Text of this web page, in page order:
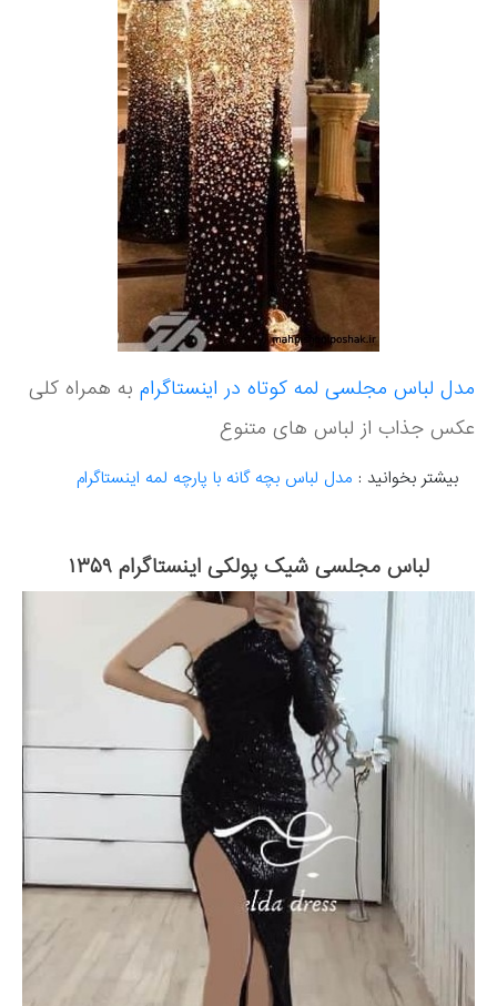
مدل لباس مجلسی لمه کوتاه در اینستاگرام به همراه کلی
عکس جذاب از لباس های متنوع
بیشتر بخوانید : مدل لباس بچه گانه با پارچه لمه اینستاگرام
لباس مجلسی شیک پولکی اینستاگرام ۱۳۵۹